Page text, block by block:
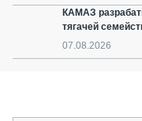
КАМАЗ
тягачей
07.08.2026